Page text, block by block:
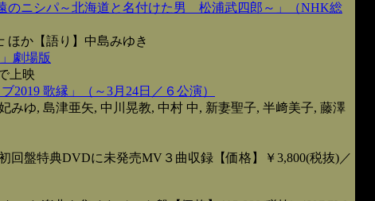
のニシパ～北海道と名付けた男 松浦武四郎～」（NHK総
ほか【語り】中島みゆき
劇場版
上映
2019 歌縁」（～3月24日／６公演）
みゆ, 島津亜矢, 中川晃教, 中村 中, 新妻聖子, 半﨑美子, 藤澤
回盤特典DVDに未発売MV３曲収録【価格】￥3,800(税抜)／